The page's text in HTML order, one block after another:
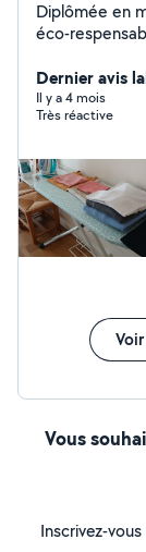
Diplômée en
éco-
état des lieux départ
gens a
.deserbage
repas
Dernier avis
Il y a 4 mois
Très réactive
Vous
Inscrivez-